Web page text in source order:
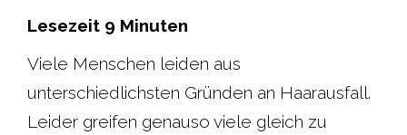
e t t t
Lesezeit 9 Minuten
Viele Menschen leiden aus
unterschiedlichsten Gründen an Haarausfall.
Leider greifen genauso viele gleich zu